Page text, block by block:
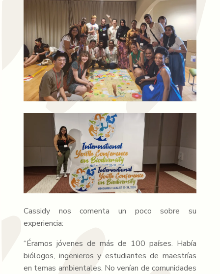
Cassidy nos comenta un poco sobre su
experiencia:
“Éramos jóvenes de más de 100 países. Había
biólogos, ingenieros y estudiantes de maestrías
en temas ambientales. No venían de comunidades